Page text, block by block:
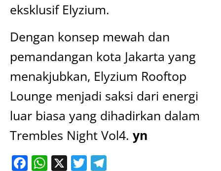
eksklusif Elyzium.
Dengan konsep mewah dan
pemandangan kota Jakarta yang
menakjubkan, Elyzium Rooftop
Lounge menjadi saksi dari energi
luar biasa yang dihadirkan dalam
Trembles Night Vol4. yn
Facebook
WhatsApp
X Twitter